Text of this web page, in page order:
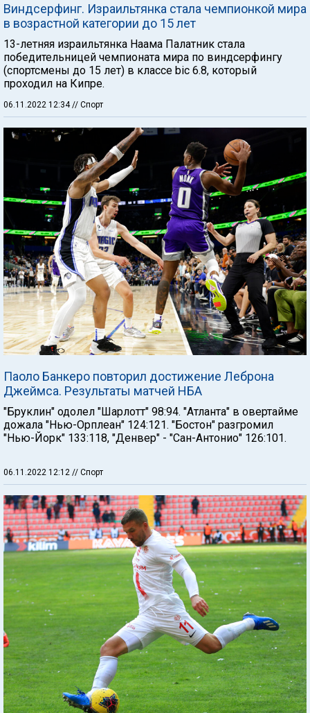
Виндсерфинг. Израильтянка стала чемпионкой мира
в возрастной категории до 15 лет
13-летняя израильтянка Наама Палатник стала
победительницей чемпионата мира по виндсерфингу
(спортсмены до 15 лет) в классе bic 6.8, который
проходил на Кипре.
06.11.2022 12:34 // Спорт
Паоло Банкеро повторил достижение Леброна
Джеймса. Результаты матчей НБА
"Бруклин" одолел "Шарлотт" 98:94. "Атланта" в овертайме
дожала "Нью-Орплеан" 124:121. "Бостон" разгромил
"Нью-Йорк" 133:118, "Денвер" - "Сан-Антонио" 126:101.
06.11.2022 12:12 // Спорт